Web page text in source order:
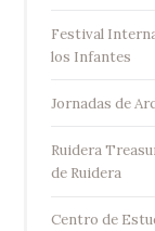
Festival
los Infantes
Jornadas de
Ruidera
de Ruidera
Centro de